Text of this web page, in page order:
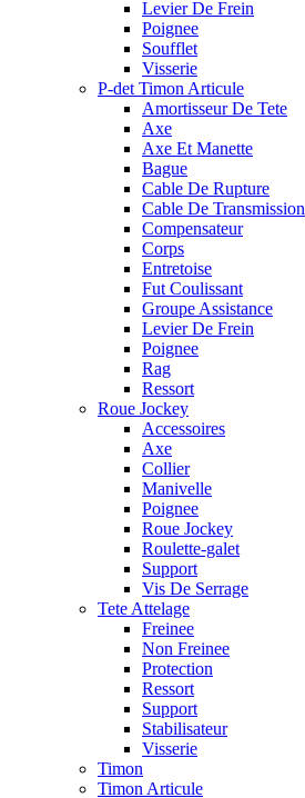
Levier De Frein
Poignee
Soufflet
Visserie
P-det Timon Articule
Amortisseur De Tete
Axe
Axe Et Manette
Bague
Cable De Rupture
Cable De Transmission
Compensateur
Corps
Entretoise
Fut Coulissant
Groupe Assistance
Levier De Frein
Poignee
Rag
Ressort
Roue Jockey
Accessoires
Axe
Collier
Manivelle
Poignee
Roue Jockey
Roulette-galet
Support
Vis De Serrage
Tete Attelage
Freinee
Non Freinee
Protection
Ressort
Support
Stabilisateur
Visserie
Timon
Timon Articule